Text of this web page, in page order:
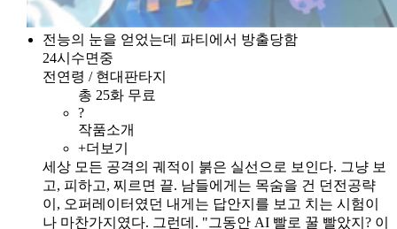
전능의 눈을 얻었는데 파티에서 방출당함
24시수면중
전연령 / 현대판타지
총 25화 무료
?
작품소개
+더보기
세상 모든 공격의 궤적이 붉은 실선으로 보인다. 그냥 보
고, 피하고, 찌르면 끝. 남들에게는 목숨을 건 던전공략
이, 오퍼레이터였던 내게는 답안지를 보고 치는 시험이
나 마찬가지였다. 그런데. "그동안 AI 빨로 꿀 빨았지? 이